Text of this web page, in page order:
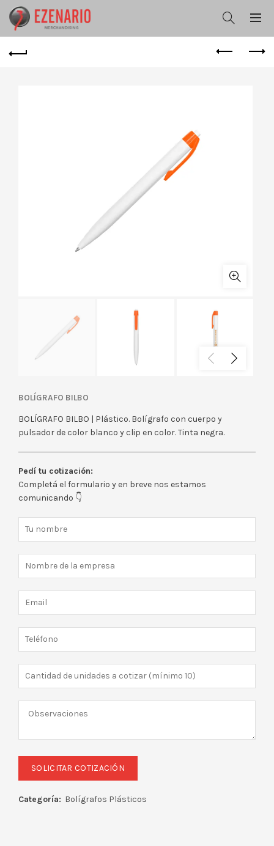
BOLÍGRAFO BILBO
BOLÍGRAFO BILBO | Plástico. Bolígrafo con cuerpo y
pulsador de color blanco y clip en color. Tinta negra.
Pedí tu cotización:
Completá el formulario y en breve nos estamos
comunicando 👇
Categoría: Bolígrafos Plásticos